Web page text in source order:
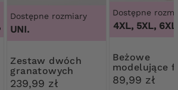
52, 54, 56, 58
Dostępne rozmiary
UNI.
Zestaw dwóch
granatowych
torebek
239,99 zł
Dostępne
3XL, 4XL, 5XL,
Beżowe
modelujące
kwiatową
89,99 zł